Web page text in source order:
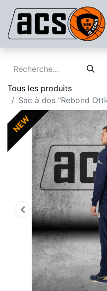
Tous les produits
Sac à dos "Rebond
NEW